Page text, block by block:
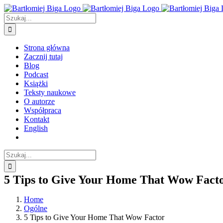
Przejdź
do
zawartości
Szukaj
Strona główna
Zacznij tutaj
Blog
Podcast
Książki
Teksty naukowe
O autorze
Współpraca
Kontakt
English
Szukaj
5 Tips to Give Your Home That Wow
Home
Ogólne
5 Tips to Give Your Home That Wow Factor